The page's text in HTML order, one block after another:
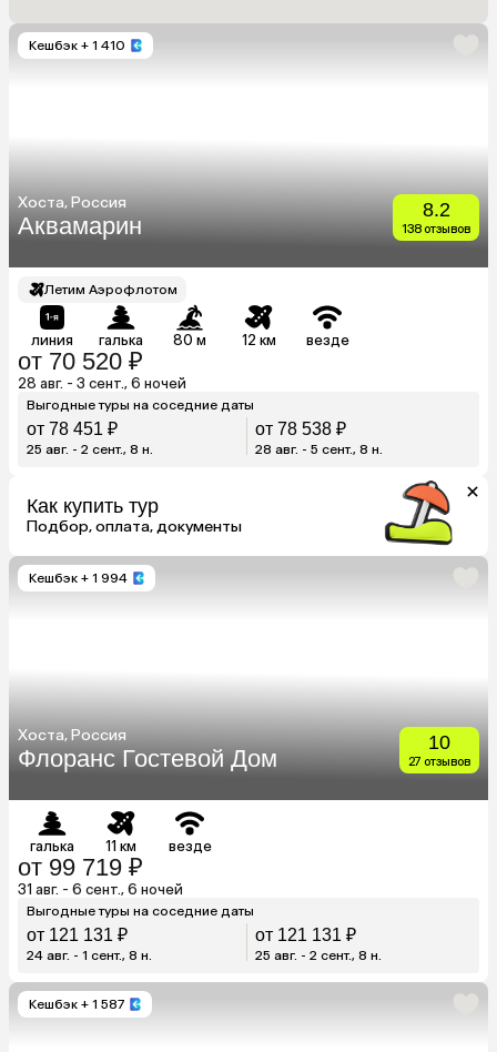
Кешбэк + 1 410
Хоста, Россия
Аквамарин
8.2
138 отзывов
Летим Аэрофлотом
линия галька 80 м 12 км везде
от 70 520 ₽
28 авг. - 3 сент., 6 ночей
Выгодные туры на соседние даты
от 78 451 ₽
25 авг. - 2 сент., 8 н.
от 78 538 ₽
28 авг. - 5 сент., 8 н.
Как купить тур
Подбор, оплата, документы
Кешбэк + 1 994
Хоста, Россия
Флоранс Гостевой Дом
10
27 отзывов
галька 11 км везде
от 99 719 ₽
31 авг. - 6 сент., 6 ночей
Выгодные туры на соседние даты
от 121 131 ₽
24 авг. - 1 сент., 8 н.
от 121 131 ₽
25 авг. - 2 сент., 8 н.
Кешбэк + 1 587